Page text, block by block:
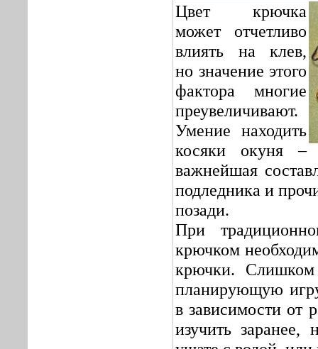
Цвет крючка
может отчетливо
влиять на клев,
но значение этого
фактора многие
преувеличивают.
Умение находить
косяки окуня –
важнейшая
подледника и
позади.
При
крючком
крючки.
планирующую
в зависимости от
изучить заранее,